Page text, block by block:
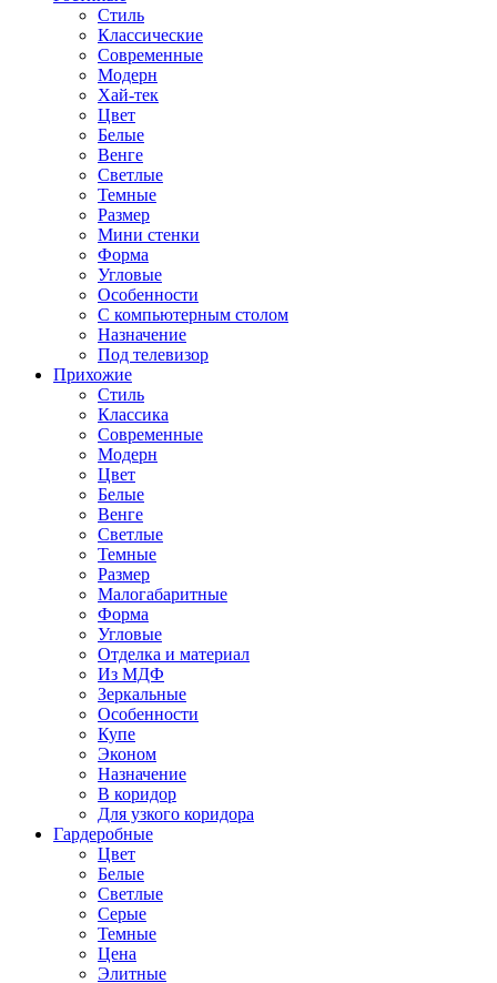
Стиль
Классические
Современные
Модерн
Хай-тек
Цвет
Белые
Венге
Светлые
Темные
Размер
Мини стенки
Форма
Угловые
Особенности
С компьютерным столом
Назначение
Под телевизор
Прихожие
Стиль
Классика
Современные
Модерн
Цвет
Белые
Венге
Светлые
Темные
Размер
Малогабаритные
Форма
Угловые
Отделка и материал
Из МДФ
Зеркальные
Особенности
Купе
Эконом
Назначение
В коридор
Для узкого коридора
Гардеробные
Цвет
Белые
Светлые
Серые
Темные
Цена
Элитные